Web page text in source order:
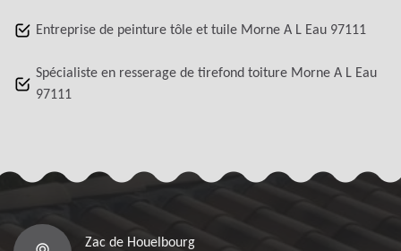
Entreprise de peinture tôle et tuile Morne A L Eau 97111
Spécialiste en resserage de tirefond toiture Morne A L Eau
97111
Zac de Houelbourg